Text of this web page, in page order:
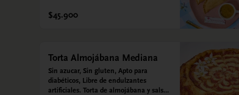
$45.900
Torta Almojábana Mediana
Sin azucar, Sin gluten, Apto para
diabéticos, Libre de endulzantes
artificiales. Torta de almojábana y salsa